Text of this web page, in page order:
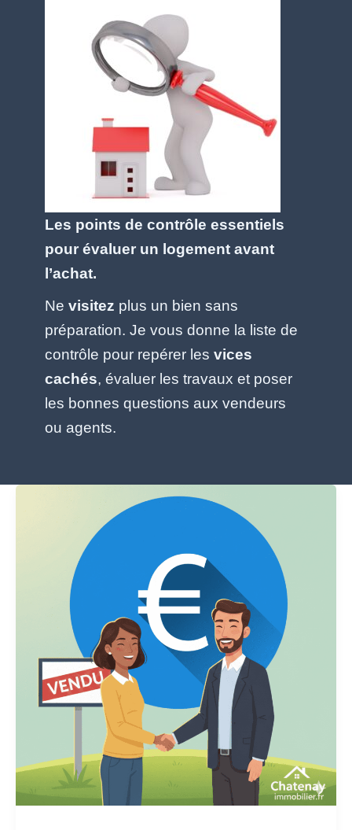
Les points de contrôle essentiels
pour évaluer un logement avant
l’achat.
Nevisitez plus un bien sans
préparation. Je vous donne la liste de
contrôle pour repérer lesvices
cachés, évaluer les travaux et poser
les bonnes questions aux vendeurs
ou agents.
Apporteur
d’Affaires
Châtenay-
Malabry
Sceaux